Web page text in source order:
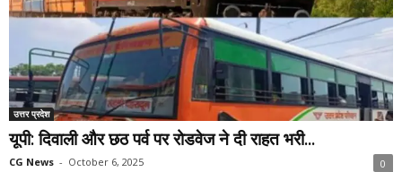
उत्तर प्रदेश
यूपी: दिवाली और छठ पर्व पर रोडवेज ने दी राहत भरी...
CG News - October 6, 2025 0